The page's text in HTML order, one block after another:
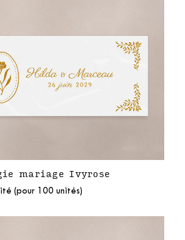
mariage Ivyrose
(pour 100 unités)